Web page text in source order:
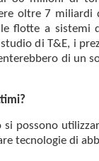
oltre 7 miliardi
flotte a sistemi
di T&E, i
di un
possono
tecnologie di